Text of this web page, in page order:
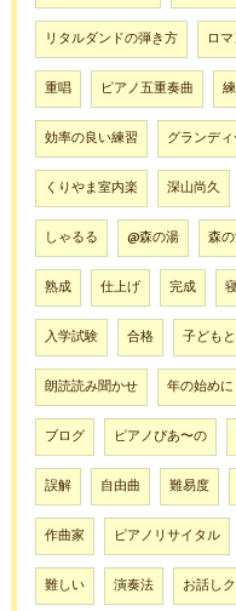
リタルダンドの弾き方 ロ
重唱 ピアノ五重奏曲
効率の良い練習 グランデ
くりやま室内楽 深山尚久
しゃるる @森の湯 森
熟成 仕上げ 完成
入学試験 合格 子ども
朗読読み聞かせ 年の始めに
ブログ ピアノぴあ〜の
誤解 自由曲 難易度
作曲家 ピアノリサイタル
難しい 演奏法 お話し